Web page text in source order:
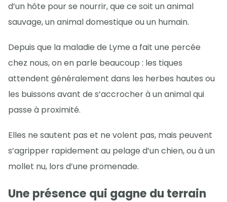
d’un hôte pour se nourrir, que ce soit un animal
sauvage, un animal domestique ou un humain.
Depuis que la maladie de Lyme a fait une percée
chez nous, on en parle beaucoup : les tiques
attendent généralement dans les herbes hautes ou
les buissons avant de s’accrocher à un animal qui
passe à proximité.
Elles ne sautent pas et ne volent pas, mais peuvent
s’agripper rapidement au pelage d’un chien, ou à un
mollet nu, lors d’une promenade.
Une présence qui gagne du terrain